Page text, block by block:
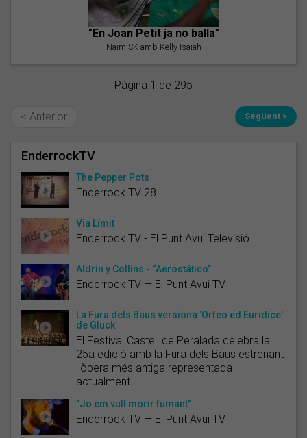
"En Joan Petit ja no balla"
Naim SK amb Kelly Isaiah
Pàgina 1 de 295
< Anterior Següent >
EnderrockTV
The Pepper Pots
Enderrock TV 28
Via Límit
Enderrock TV - El Punt Avui Televisió
Aldrin y Collins - “Aerostático”
Enderrock TV — El Punt Avui TV
La Fura dels Baus versiona 'Orfeo ed Euridice'
de Gluck
El Festival Castell de Peralada celebra la
25a edició amb la Fura dels Baus estrenant
l'òpera més antiga representada
actualment
"Jo em vull morir fumant"
Enderrock TV — El Punt Avui TV